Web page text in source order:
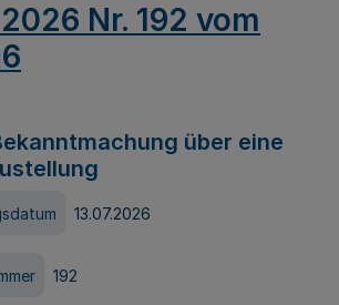
Nr. 192 vom
über eine
13.07.2026
192